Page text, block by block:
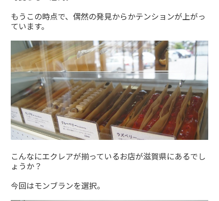
もうこの時点で、偶然の発見からかテンションが上がっ
ています。
こんなにエクレアが揃っているお店が滋賀県にあるでし
ょうか？
今回はモンブランを選択。